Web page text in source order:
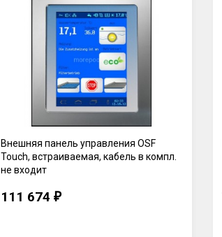
Внешняя панель управления OSF
Touch, встраиваемая, кабель в компл.
не входит
111 674 ₽